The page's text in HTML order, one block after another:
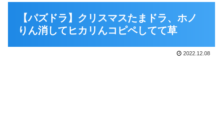
【パズドラ】クリスマスたまドラ、ホノ
りん消してヒカリんコピペしてて草
2022.12.08